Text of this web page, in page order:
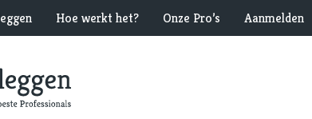
Hoe werkt het? Onze Pro’s Aanmelden